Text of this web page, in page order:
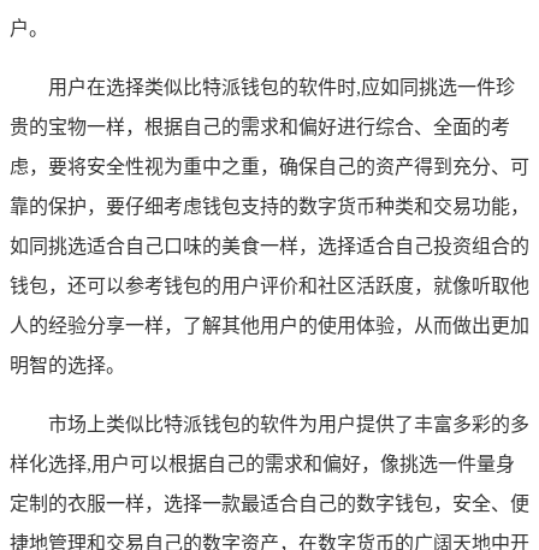
户。
用户在选择类似比特派钱包的软件时,应如同挑选一件珍
贵的宝物一样，根据自己的需求和偏好进行综合、全面的考
虑，要将安全性视为重中之重，确保自己的资产得到充分、可
靠的保护，要仔细考虑钱包支持的数字货币种类和交易功能，
如同挑选适合自己口味的美食一样，选择适合自己投资组合的
钱包，还可以参考钱包的用户评价和社区活跃度，就像听取他
人的经验分享一样，了解其他用户的使用体验，从而做出更加
明智的选择。
市场上类似比特派钱包的软件为用户提供了丰富多彩的多
样化选择,用户可以根据自己的需求和偏好，像挑选一件量身
定制的衣服一样，选择一款最适合自己的数字钱包，安全、便
捷地管理和交易自己的数字资产，在数字货币的广阔天地中开